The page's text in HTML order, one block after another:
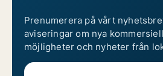
Prenumerera på vårt
aviseringar om nya
möjligheter och nyheter från